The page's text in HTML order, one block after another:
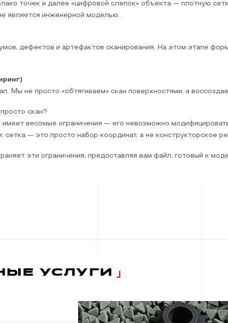
точек и далее «цифровой слепок» объекта — плотную
является инженерной моделью.
дефектов и артефактов сканирования. На этом этапе
Мы не просто «обтягиваем» скан поверхностями, а
скан?
имеет весомые ограничения — его невозможно
сетка — это просто набор координат, а не конструкторское
эти ограничения, предоставляя вам файл, готовый к
УСЛУГИ